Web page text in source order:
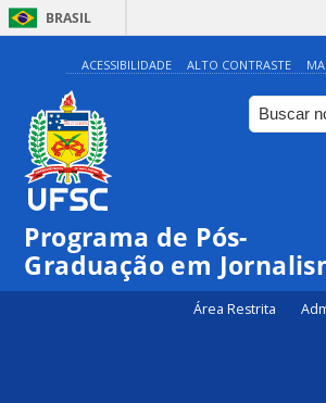
BRASIL
ACESSIBILIDADE ALTO CONTRASTE
Programa de Pós-
Graduação em
Área Restrita